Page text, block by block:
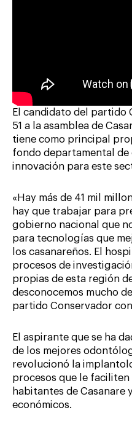
El candidato del partido
51 a la asamblea de
tiene como principal
fondo departamental
innovación para este
«Hay más de 41 mil
hay que trabajar para
gobierno nacional que
para tecnologías que
los casanareños. El
procesos de
propias de esta región
desconocemos mucho
partido Conservador
El aspirante que se ha
de los mejores
revolucionó la
procesos que le faciliten
habitantes de Casanare
económicos.